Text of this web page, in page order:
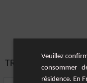
TRIER PAR:
Veuillez
consommer
résidence. En